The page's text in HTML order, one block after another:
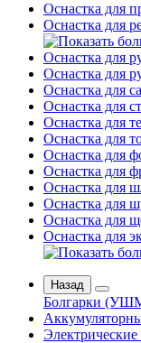
Оснастка для
Оснастка для
Оснастка для
Оснастка для
Оснастка для
Оснастка для
Оснастка для
Оснастка для
Оснастка для
Оснастка для
Оснастка для
Оснастка для
Оснастка для
Оснастка для
Назад
Болгарки
Электрические